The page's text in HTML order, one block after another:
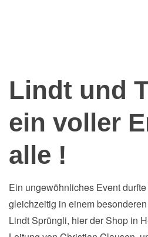
Lindt und
ein voller
alle !
Ein ungewöhnliches Event
gleichzeitig in einem
Lindt Sprüngli, hier der Shop in